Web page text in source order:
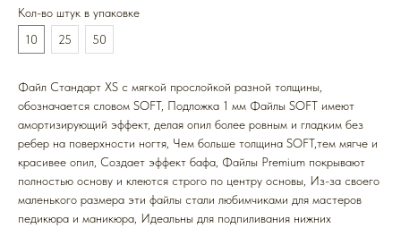
Кол-во штук в упаковке
10
25 50
Файл Стандарт XS с мягкой прослойкой разной толщины,
обозначается словом SOFT, Подложка 1 мм Файлы SOFT имеют
амортизирующий эффект, делая опил более ровным и гладким без
ребер на поверхности ногтя, Чем больше толщина SOFT,тем мягче и
красивее опил, Создает эффект бафа, Файлы Premium покрывают
полностью основу и клеются строго по центру основы, Из-за своего
маленького размера эти файлы стали любимчиками для мастеров
педикюра и маникюра, Идеальны для подпиливания нижних